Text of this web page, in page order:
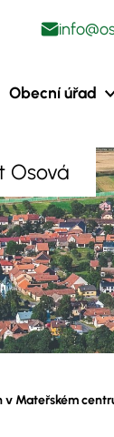
Obecní úřad
Osová
v Mateřském